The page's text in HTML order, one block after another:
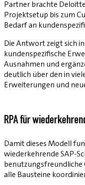
Partner brachte
Projektsetup bis zum
Bedarf an
Die Antwort zeigt sich
kundenspezifische
Ausnahmen und
deutlich über den in
Erweiterungen und
RPA für
Damit dieses Modell
wiederkehrende SAP-
benutzungsfreundliche
alle Bausteine